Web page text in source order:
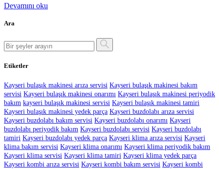
Devamını oku
Ara
Etiketler
Kayseri bulaşık makinesi arıza servisi Kayseri bulaşık makinesi bakım
servisi Kayseri bulaşık makinesi onarımı Kayseri bulaşık makinesi periyodik
bakım kayseri bulaşık makinesi servisi Kayseri bulaşık makinesi tamiri
Kayseri bulaşık makinesi yedek parça Kayseri buzdolabı arıza servisi
Kayseri buzdolabı bakım servisi Kayseri buzdolabı onarımı Kayseri
buzdolabı periyodik bakım Kayseri buzdolabı servisi Kayseri buzdolabı
tamiri Kayseri buzdolabı yedek parça Kayseri klima arıza servisi Kayseri
klima bakım servisi Kayseri klima onarımı Kayseri klima periyodik bakım
Kayseri klima servisi Kayseri klima tamiri Kayseri klima yedek parça
Kayseri kombi arıza servisi Kayseri kombi bakım servisi Kayseri kombi